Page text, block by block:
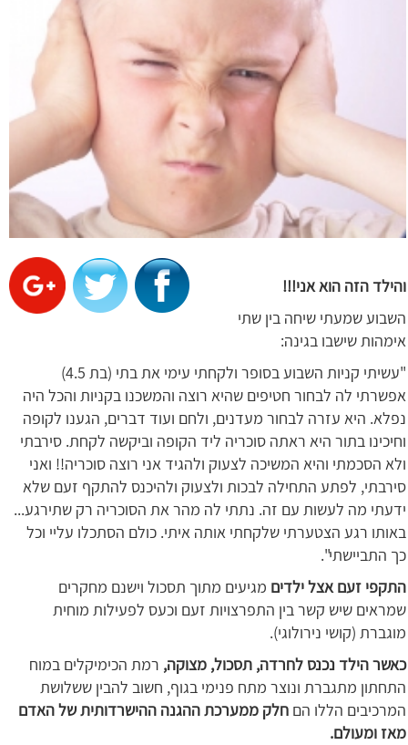
והילד הזה הוא אני!!!
השבוע שמעתי שיחה בין שתי
אימהות שישבו בגינה:
"עשיתי קניות השבוע בסופר ולקחתי עימי את בתי (בת 4.5)
אפשרתי לה לבחור חטיפים שהיא רוצה והמשכנו בקניות והכל היה
נפלא. היא עזרה לבחור מעדנים, ולחם ועוד דברים, הגענו לקופה
וחיכינו בתור היא ראתה סוכריה ליד הקופה וביקשה לקחת. סירבתי
ולא הסכמתי והיא המשיכה לצעוק ולהגיד אני רוצה סוכריה!! ואני
סירבתי, לפתע התחילה לבכות ולצעוק ולהיכנס להתקף זעם שלא
ידעתי מה לעשות עם זה. נתתי לה מהר את הסוכריה רק שתירגע...
באותו רגע הצטערתי שלקחתי אותה איתי. כולם הסתכלו עליי וכל
כך התביישתי".
התקפי זעם אצל ילדים מגיעים מתוך תסכול וישנם מחקרים
שמראים שיש קשר בין התפרצויות זעם וכעס לפעילות מוחית
מוגברת (קושי נירולוגי).
כאשר הילד נכנס לחרדה, תסכול, מצוקה, רמת הכימיקלים במוח
התחתון מתגברת ונוצר מתח פנימי בגוף, חשוב להבין ששלושת
המרכיבים הללו הם חלק ממערכת ההגנה ההישרדותית של האדם
מאז ומעולם.